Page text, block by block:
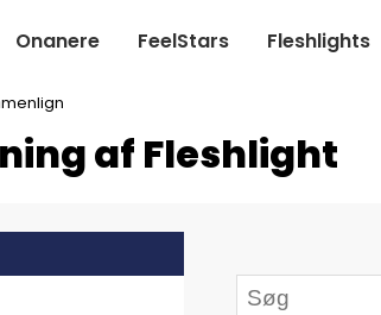
Onanere FeelStars Fleshlights
af Fleshlight